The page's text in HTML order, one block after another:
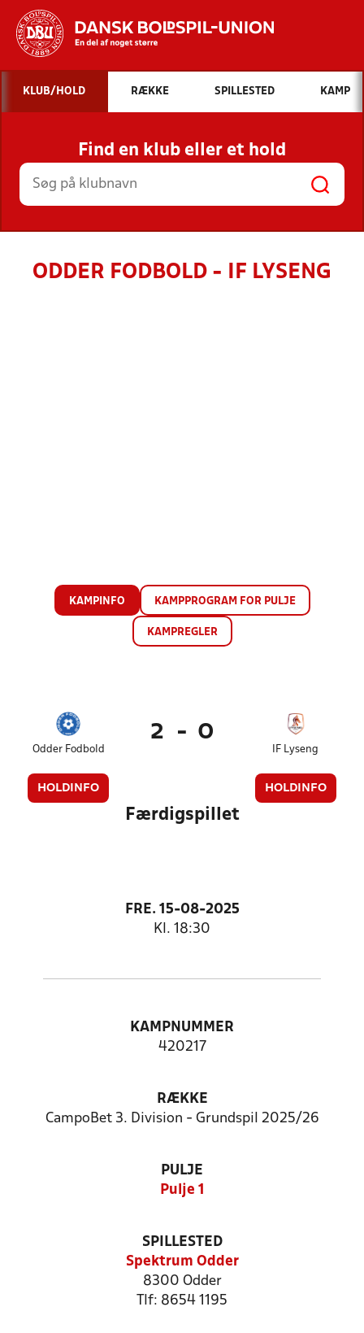
Hvad vil du søge efter?
INDHOLD OG NYHEDER
STILLINGER, RESULTATER, KLUBBER OG
HOLD
KLUB/HOLD RÆKKE SPILLESTED KAMP
Find en klub eller et hold
ODDER FODBOLD - IF LYSENG
KAMPINFO KAMPPROGRAM FOR PULJE
KAMPREGLER
Odder Fodbold
HOLDINFO
2 - 0
IF Lyseng
HOLDINFO
Færdigspillet
FRE. 15-08-2025
Kl. 18:30
KAMPNUMMER
420217
RÆKKE
CampoBet 3. Division - Grundspil 2025/26
PULJE
Pulje 1
SPILLESTED
Spektrum Odder
8300 Odder
Tlf: 8654 1195